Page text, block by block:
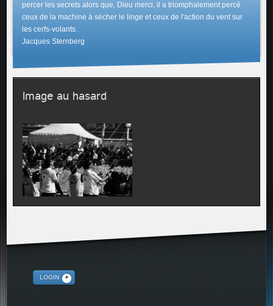
percer les secrets alors que, Dieu merci, il a triomphalement percé
ceux de la machine à sécher le linge et ceux de l'action du vent sur
les cerfs-volants.
Jacques Sternberg
Image au hasard
LOGIN